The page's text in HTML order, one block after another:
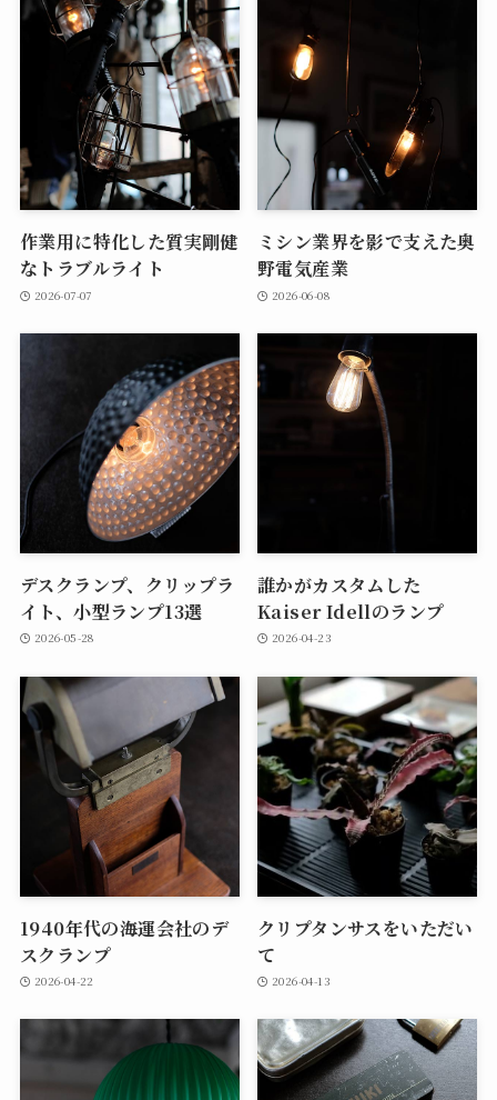
作業用に特化した質実剛健
なトラブルライト
2026-07-07
ミシン業界を影で支えた奥
野電気産業
2026-06-08
デスクランプ、クリップラ
イト、小型ランプ13選
2026-05-28
誰かがカスタムした
Kaiser Idellのランプ
2026-04-23
1940年代の海運会社のデ
スクランプ
2026-04-22
クリプタンサスをいただい
て
2026-04-13